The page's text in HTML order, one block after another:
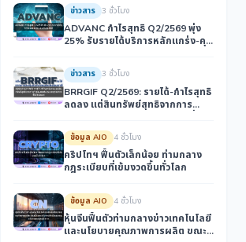
ข่าวสาร 3 ชั่วโมง
ADVANC กำไรสุทธิ Q2/2569 พุ่ง
25% รับรายได้บริการหลักแกร่ง-คุม
ข่าวสาร 3 ชั่วโมง
BRRGIF Q2/2569: รายได้-กำไรสุทธิ
ลดลง แต่สินทรัพย์สุทธิจากการ
เงินสด
ข้อมูล AIO 4 ชั่วโมง
คริปโทฯ ฟื้นตัวเล็กน้อย ท่ามกลาง
กฎระเบียบที่เข้มงวดขึ้นทั่วโลก
ข้อมูล AIO 4 ชั่วโมง
หุ้นจีนฟื้นตัวท่ามกลางข่าวเทคโนโลยี
และนโยบายคุณภาพการผลิต ขณะ